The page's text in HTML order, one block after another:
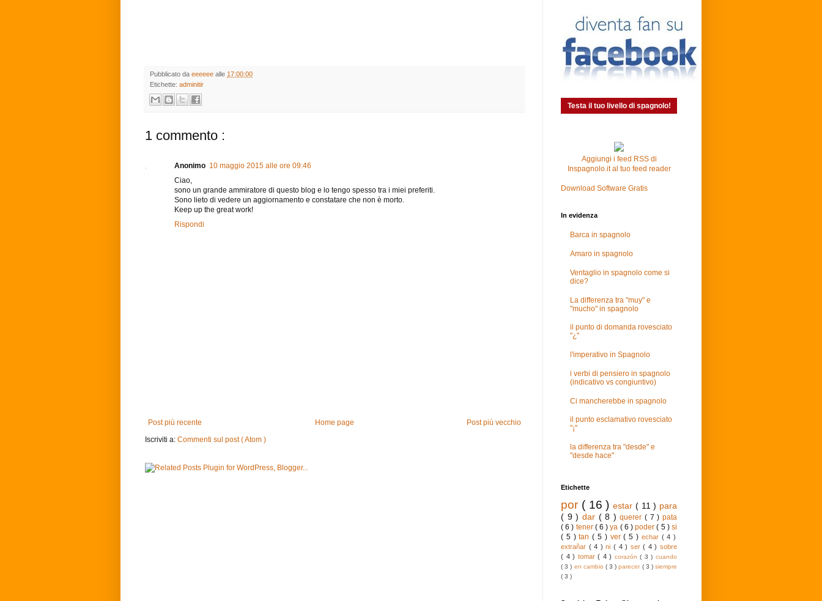
Pubblicato da eeeeee alle 17:00:00
Etichette: adminitir
1 commento :
Anonimo 10 maggio 2015 alle ore 09:46
Ciao,
sono un grande ammiratore di questo blog e lo tengo spesso tra i miei preferiti.
Sono lieto di vedere un aggiornamento e constatare che non è morto.
Keep up the great work!
Rispondi
Post più recente Post più vecchio
Home page
Iscriviti a: Commenti sul post ( Atom )
Testa il tuo livello di spagnolo!
Aggiungi i feed RSS di
Inspagnolo.it al tuo feed reader
Download Software Gratis
In evidenza
Barca in spagnolo
Amaro in spagnolo
Ventaglio in spagnolo come si
dice?
La differenza tra "muy" e
"mucho" in spagnolo
il punto di domanda rovesciato
"¿"
l'imperativo in Spagnolo
i verbi di pensiero in spagnolo
(indicativo vs congiuntivo)
Ci mancherebbe in spagnolo
il punto esclamativo rovesciato
"¡"
la differenza tra "desde" e
"desde hace"
Etichette
por ( 16 ) estar ( 11 ) para
( 9 ) dar ( 8 )querer( 7 )pata
( 6 ) tener ( 6 )ya ( 6 )poder( 5 )si
( 5 )tan( 5 ) ver( 5 ) echar ( 4 )
extrañar ( 4 )ni ( 4 ) ser( 4 )sobre
( 4 ) tomar( 4 ) corazón( 3 )cuando
( 3 ) en cambio ( 3 )parecer ( 3 )siempre
( 3 )